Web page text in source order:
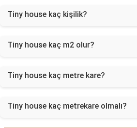
Tiny house kaç kişilik?
Tiny house kaç m2 olur?
Tiny house kaç metre kare?
Tiny house kaç metrekare olmalı?